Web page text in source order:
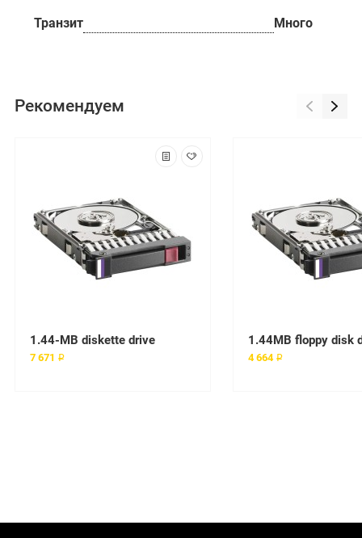
Транзит Много
Рекомендуем
1.44-MB diskette drive
7 671 ₽ 4 664 ₽